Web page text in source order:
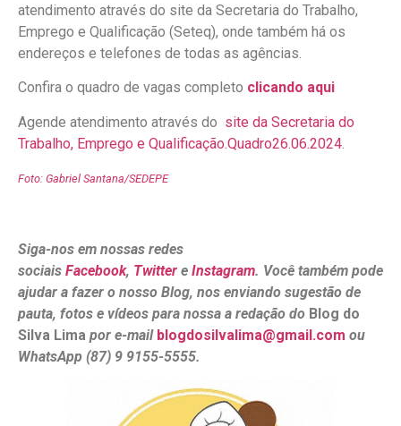
atendimento através do site da Secretaria do Trabalho,
Emprego e Qualificação (Seteq), onde também há os
endereços e telefones de todas as agências.
Confira o quadro de vagas completo clicando aqui
Agende atendimento através do site da Secretaria do
Trabalho, Emprego e Qualificação.Quadro26.06.2024
Foto: Gabriel Santana/SEDEPE
Siga-nos em nossas redes
sociais Facebook, Twitter e Instagram. Você também pode
ajudar a fazer o nosso Blog, nos enviando sugestão de
pauta, fotos e vídeos para nossa a redação do Blog do
Silva Lima por e-mail blogdosilvalima@gmail.com ou
WhatsApp (87) 9 9155-5555.